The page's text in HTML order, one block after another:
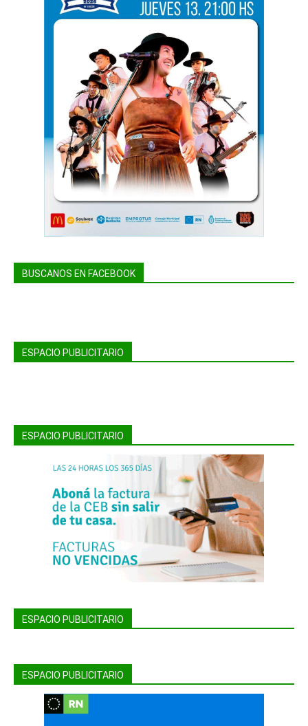
BUSCANOS EN FACEBOOK
ESPACIO PUBLICITARIO
ESPACIO PUBLICITARIO
ESPACIO PUBLICITARIO
ESPACIO PUBLICITARIO